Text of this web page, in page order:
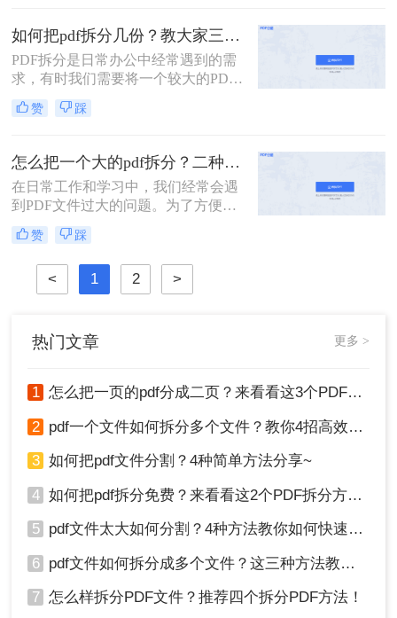
面将介绍三种实用的方法，帮助你轻
松实现PDF文件的拆分。
如何把pdf拆分几份？教大家三种方法！
PDF拆分是日常办公中经常遇到的需
求，有时我们需要将一个较大的PDF
文件拆分成多个小文件，以便于分
享、存档或编辑。那么如何把pdf拆分
法，帮助你轻松将PDF文件拆分成多
份。
赞 踩
怎么把一个大的pdf拆分？二种pdf拆分方法看一看！
在日常工作和学习中，我们经常会遇
到PDF文件过大的问题。为了方便管
理和使用，有时需要将大型PDF文件
拆分成多个较小的文件。那么怎么把
一个大的pdf拆分呢？本文将为您介绍
两种实用的拆分大型PDF文件的方
法，帮助您轻松应对这一需求。
赞 踩
< 1 2 >
热门文章 更多 >
1 怎么把一页的pdf分成二页？来看看这3个PDF拆分方法！
2 pdf一个文件如何拆分多个文件？教你4招高效又简单！
3 如何把pdf文件分割？4种简单方法分享~
4 如何把pdf拆分免费？来看看这2个PDF拆分方法！
5 pdf文件太大如何分割？4种方法教你如何快速拆分！
6 pdf文件如何拆分成多个文件？这三种方法教你轻松拆分！
7 怎么样拆分PDF文件？推荐四个拆分PDF方法！